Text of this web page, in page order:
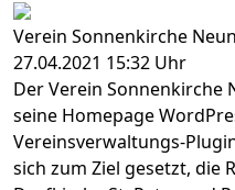
Verein Sonnenkirche
27.04.2021 15:32 Uhr
Der Verein Sonnenkirche
seine Homepage
Vereinsverwaltungs-
sich zum Ziel gesetzt, die